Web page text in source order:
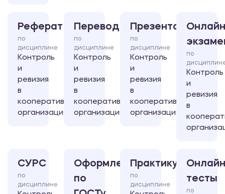
Реферат
по
дисциплине
Контроль
и
ревизия
в
кооперативных
организациях
Перевод
по
дисциплине
Контроль
и
ревизия
в
кооперативных
организациях
Презентация
по
дисциплине
Контроль
и
ревизия
в
кооперативных
организациях
по
Контроль
и
ревизия
в
СУРС
по
дисциплине
Оформление
по
Практикум
по
дисциплине
тесты
по